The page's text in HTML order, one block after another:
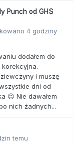
Punch od GHS
4 godziny
dodałem do
i muszę
dni od
😉 Nie dawałem
nich żadnych...
temu